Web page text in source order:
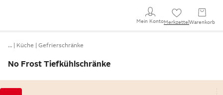
Mein KontoMerkzettel Warenkorb
… Küche Gefrierschränke
No Frost Tiefkühlschränke